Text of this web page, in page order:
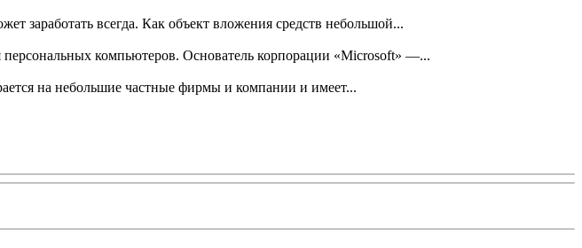
заработать всегда. Как объект вложения средств небольшой...
компьютеров. Основатель корпорации «Microsoft» —...
на небольшие частные фирмы и компании и имеет...